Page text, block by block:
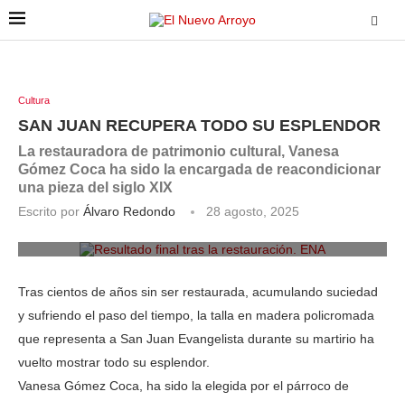
Cultura
SAN JUAN RECUPERA TODO SU ESPLENDOR
La restauradora de patrimonio cultural, Vanesa
Gómez Coca ha sido la encargada de reacondicionar
una pieza del siglo XIX
Escrito por Álvaro Redondo
28 agosto, 2025
Tras cientos de años sin ser restaurada, acumulando suciedad
y sufriendo el paso del tiempo, la talla en madera policromada
que representa a San Juan Evangelista durante su martirio ha
vuelto mostrar todo su esplendor.
Vanesa Gómez Coca, ha sido la elegida por el párroco de